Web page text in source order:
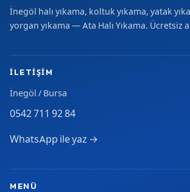
İnegöl halı yıkama, koltuk yıkama, yatak
yorgan yıkama — Ata Halı Yıkama. Ücretsiz
İLETIŞIM
İnegöl / Bursa
0542 711 92 84
WhatsApp ile yaz →
MENÜ